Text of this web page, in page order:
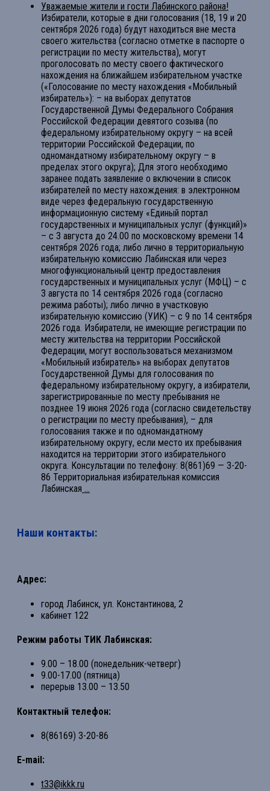
Уважаемые жители и гости Лабинского района!
Избиратели, которые в дни голосования (18, 19 и 20
сентября 2026 года) будут находиться вне места
своего жительства (согласно отметке в паспорте о
регистрации по месту жительства), могут
проголосовать по месту своего фактического
нахождения на ближайшем избирательном участке
(«Голосование по месту нахождения «Мобильный
избиратель»): – на выборах депутатов
Государственной Думы Федерального Собрания
Российской Федерации девятого созыва (по
федеральному избирательному округу – на всей
территории Российской Федерации, по
одномандатному избирательному округу – в
пределах этого округа); Для этого необходимо
заранее подать заявление о включении в список
избирателей по месту нахождения: в электронном
виде через федеральную государственную
информационную систему «Единый портал
государственных и муниципальных услуг (функций)»
– с 3 августа до 24.00 по московскому времени 14
сентября 2026 года; либо лично в территориальную
избирательную комиссию Лабинская или через
многофункциональный центр предоставления
государственных и муниципальных услуг (МФЦ) – с
3 августа по 14 сентября 2026 года (согласно
режима работы); либо лично в участковую
избирательную комиссию (УИК) – с 9 по 14 сентября
2026 года. Избиратели, не имеющие регистрации по
месту жительства на территории Российской
Федерации, могут воспользоваться механизмом
«Мобильный избиратель» на выборах депутатов
Государственной Думы для голосования по
федеральному избирательному округу, а избиратели,
зарегистрированные по месту пребывания не
позднее 19 июня 2026 года (согласно свидетельству
о регистрации по месту пребывания), – для
голосования также и по одномандатному
избирательному округу, если место их пребывания
находится на территории этого избирательного
округа. Консультации по телефону: 8(861)69 — 3-20-
86 Территориальная избирательная комиссия
Лабинская ...
Наши контакты:
Адрес:
город Лабинск, ул. Константинова, 2
кабинет 122
Режим работы ТИК Лабинская:
9.00 – 18.00 (понедельник-четверг)
9.00-17.00 (пятница)
перерыв 13.00 – 13.50
Контактный телефон:
8(86169) 3-20-86
E-mail:
t33@ikkk.ru